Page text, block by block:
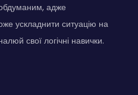
адже
ускладнити ситуацію на
свої логічні навички.